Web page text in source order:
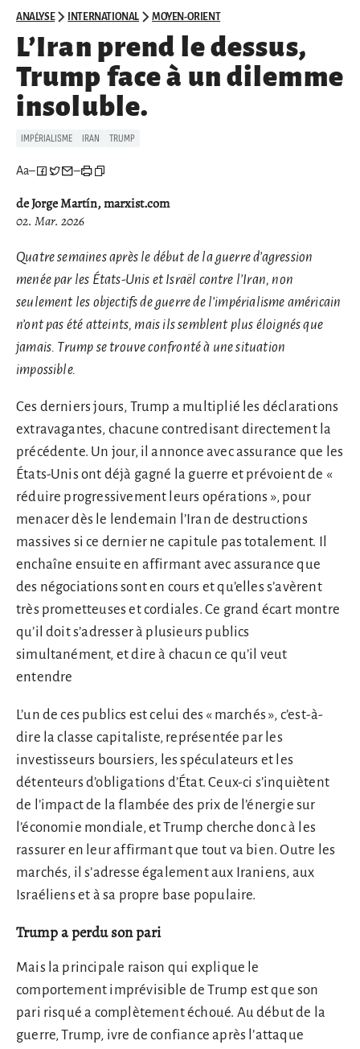
ANALYSE INTERNATIONAL MOYEN-ORIENT
L’Iran prend le dessus,
Trump face à un dilemme
insoluble.
IMPÉRIALISME IRAN TRUMP
Aa– –
de Jorge Martín, marxist.com
02. Mar. 2026
Quatre semaines après le début de la guerre d’agression
menée par les États-Unis et Israël contre l’Iran, non
seulement les objectifs de guerre de l’impérialisme américain
n’ont pas été atteints, mais ils semblent plus éloignés que
jamais. Trump se trouve confronté à une situation
impossible.
Ces derniers jours, Trump a multiplié les déclarations
extravagantes, chacune contredisant directement la
précédente. Un jour, il annonce avec assurance que les
États-Unis ont déjà gagné la guerre et prévoient de «
réduire progressivement leurs opérations », pour
menacer dès le lendemain l’Iran de destructions
massives si ce dernier ne capitule pas totalement. Il
enchaîne ensuite en affirmant avec assurance que
des négociations sont en cours et qu’elles s’avèrent
très prometteuses et cordiales. Ce grand écart montre
qu’il doit s’adresser à plusieurs publics
simultanément, et dire à chacun ce qu’il veut
entendre
L’un de ces publics est celui des « marchés », c’est-à-
dire la classe capitaliste, représentée par les
investisseurs boursiers, les spéculateurs et les
détenteurs d’obligations d’État. Ceux-ci s’inquiètent
de l’impact de la flambée des prix de l’énergie sur
l’économie mondiale, et Trump cherche donc à les
rassurer en leur affirmant que tout va bien. Outre les
marchés, il s’adresse également aux Iraniens, aux
Israéliens et à sa propre base populaire.
Trump a perdu son pari
Mais la principale raison qui explique le
comportement imprévisible de Trump est que son
pari risqué a complètement échoué. Au début de la
guerre, Trump, ivre de confiance après l’attaque